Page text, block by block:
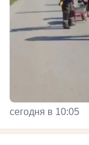
сегодня в 10:05